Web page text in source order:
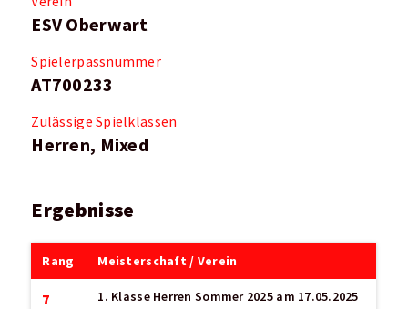
ESV Oberwart
Spielerpassnummer
AT700233
Zulässige Spielklassen
Herren, Mixed
Ergebnisse
Rang Meisterschaft / Verein
7 1. Klasse Herren Sommer 2025am 17.05.2025